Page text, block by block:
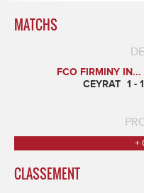
MATCHS
FCO FIRMINY IN...
CEYRAT 1 - 1
+
CLASSEMENT